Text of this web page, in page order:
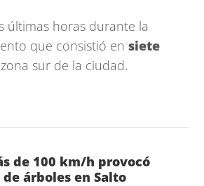
últimas horas durante la
que consistió en siete
sur de la ciudad.
de 100 km/h provocó
árboles en Salto